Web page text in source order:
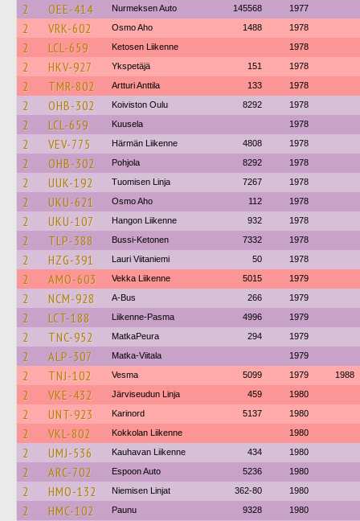
2 OEE-414 Nurmeksen Auto 145568 1977
2 VRK-602 Osmo Aho 1488 1978
2 LCL-659 Ketosen Liikenne 1978
2 HKV-927 Ykspetäjä 151 1978
2 TMR-802 Artturi Anttila 133 1978
2 OHB-302 Koiviston Oulu 8292 1978
2 LCL-659 Kuusela 1978
2 VEV-775 Härmän Liikenne 4808 1978
2 OHB-302 Pohjola 8292 1978
2 UUK-192 Tuomisen Linja 7267 1978
2 UKU-621 Osmo Aho 112 1978
2 UKU-107 Hangon Liikenne 932 1978
2 TLP-388 Bussi-Ketonen 7332 1978
2 HZG-391 Lauri Viitaniemi 50 1978
2 AMO-603 Vekka Liikenne 5015 1979
2 NCM-928 A-Bus 266 1979
2 LCT-188 Liikenne-Pasma 4996 1979
2 TNC-952 MatkaPeura 294 1979
2 ALP-307 Matka-Viitala 1979
2 TNJ-102 Vesma 5099 1979 1988
2 VKE-432 Järviseudun Linja 459 1980
2 UNT-923 Karinord 5137 1980
2 VKL-802 Kokkolan Liikenne 1980
2 UMJ-536 Kauhavan Liikenne 434 1980
2 ARC-702 Espoon Auto 5236 1980
2 HMO-132 Niemisen Linjat 362-80 1980
2 HMC-102 Paunu 9328 1980